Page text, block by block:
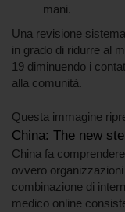
mani.
Una revisione
in grado di ridurre al
19 diminuendo i
alla comunità.
Questa immagine
China: The new
China fa
ovvero
combinazione di
medico online